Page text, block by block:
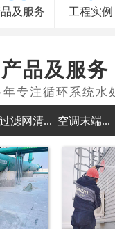
及服务 工程实例
产品及服务
过滤网清... 空调末端...